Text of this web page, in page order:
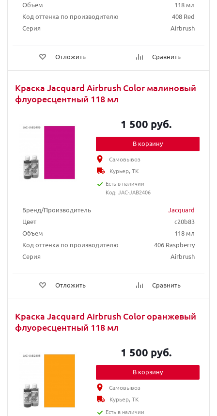
Объем
118 мл
Код оттенка по производителю
408 Red
Серия
Airbrush
Отложить Сравнить
Краска Jacquard Airbrush Color малиновый
флуоресцентный 118 мл
Бренд/Производитель
Jacquard
Цвет
c20b83
Объем
118 мл
Код оттенка по производителю
406 Raspberry
Серия
Airbrush
Отложить Сравнить
1 500 руб.
В корзину
Самовывоз
Курьер, ТК
Есть в наличии
Код: JAC-JAB2406
Краска Jacquard Airbrush Color оранжевый
флуоресцентный 118 мл
1 500 руб.
В корзину
Самовывоз
Курьер, ТК
Есть в наличии